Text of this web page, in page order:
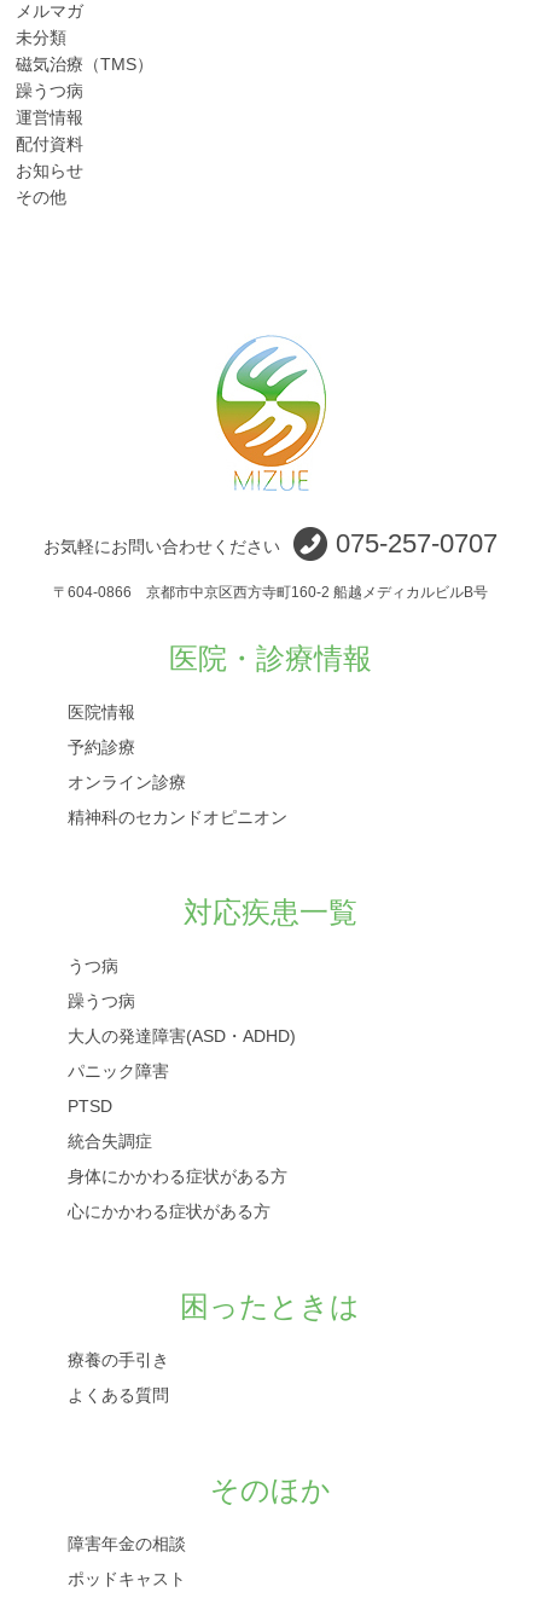
メルマガ
未分類
磁気治療（TMS）
躁うつ病
運営情報
配付資料
お知らせ
その他
お気軽にお問い合わせください 075-257-0707
〒604-0866 京都市中京区西方寺町160-2 船越メディカルビルB号
医院・診療情報
医院情報
予約診療
オンライン診療
精神科のセカンドオピニオン
対応疾患一覧
うつ病
躁うつ病
大人の発達障害(ASD・ADHD)
パニック障害
PTSD
統合失調症
身体にかかわる症状がある方
心にかかわる症状がある方
困ったときは
療養の手引き
よくある質問
そのほか
障害年金の相談
ポッドキャスト